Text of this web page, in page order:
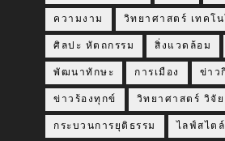
ความงาม วิทยาศาสตร์ เทคโน
ศิลปะ หัตถกรรม สิ่งแวดล้อม
พัฒนาทักษะ การเมือง ข่าว
ข่าวร้องทุกข์ วิทยาศาสตร์ วิจั
กระบวนการยุติธรรม ไลฟ์สไตล์